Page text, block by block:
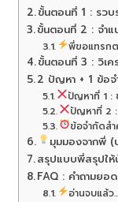
ขั้นตอนที่ 1 : รวบ
ขั้นตอนที่ 2 : จำแ
พี่ขอแทรก
ขั้นตอนที่ 3 : วิเค
2 ปัญหา + 1 ข้อจ
ปัญหาที่ 1 :
ปัญหาที่ 2 :
ข้อจำกัดส
มุมมองจากพี่ (
สรุปแบบพี่สรุปใ
FAQ : คำถามยอ
อ่านจบแล้ว